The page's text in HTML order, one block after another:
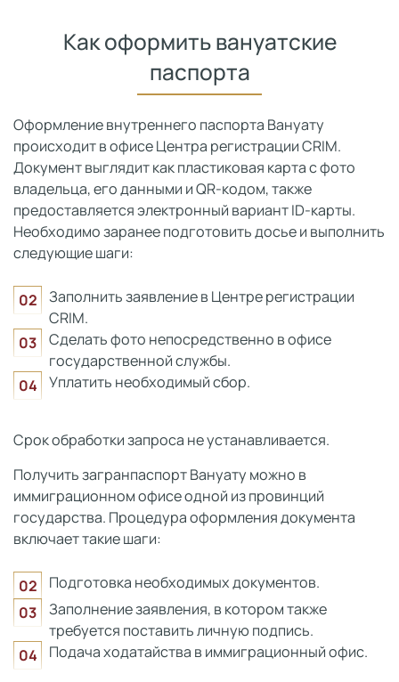
Как оформить вануатские
паспорта
Оформление внутреннего паспорта Вануату
происходит в офисе Центра регистрации CRIM.
Документ выглядит как пластиковая карта с фото
владельца, его данными и QR-кодом, также
предоставляется электронный вариант ID-карты.
Необходимо заранее подготовить досье и выполнить
следующие шаги:
Заполнить заявление в Центре регистрации
CRIM.
Сделать фото непосредственно в офисе
государственной службы.
Уплатить необходимый сбор.
Срок обработки запроса не устанавливается.
Получить загранпаспорт Вануату можно в
иммиграционном офисе одной из провинций
государства. Процедура оформления документа
включает такие шаги:
Подготовка необходимых документов.
Заполнение заявления, в котором также
требуется поставить личную подпись.
Подача ходатайства в иммиграционный офис.